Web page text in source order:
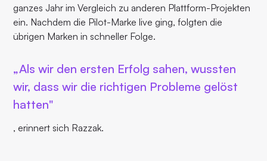
ganzes Jahr im Vergleich zu anderen Plattform-Projekten
ein. Nachdem die Pilot-Marke live ging, folgten die
übrigen Marken in schneller Folge.
„Als wir den ersten Erfolg sahen, wussten
wir, dass wir die richtigen Probleme gelöst
hatten"
, erinnert sich Razzak.